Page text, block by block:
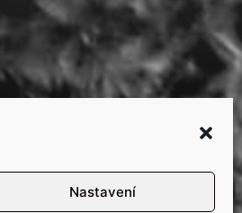
Nastavení